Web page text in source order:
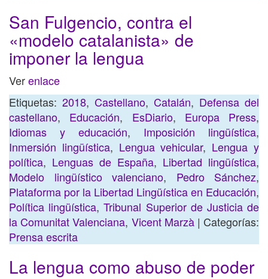
San Fulgencio, contra el
«modelo catalanista» de
imponer la lengua
Verenlace
Etiquetas: 2018, Castellano, Catalán, Defensa del
castellano, Educación, EsDiario, Europa Press,
Idiomas y educación, Imposición lingüística,
Inmersión lingüística, Lengua vehicular, Lengua y
política, Lenguas de España, Libertad lingüística,
Modelo lingüístico valenciano, Pedro Sánchez,
Plataforma por la Libertad Lingüística en Educación,
Política lingüística,Tribunal Superior de Justicia de
la Comunitat Valenciana, Vicent Marzà| Categorías:
Prensa escrita
La lengua como abuso de poder